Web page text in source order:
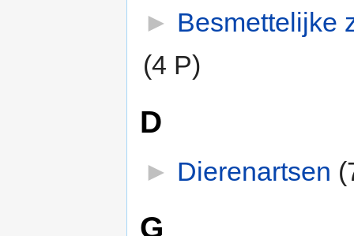
► Besmettelijke
(4 P)
D
► Dierenartsen
G